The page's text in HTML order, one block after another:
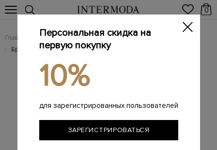
0
Главная Женщинам / Женская одежда / Женские брюки
/ Брюки из костюмной шерсти с поясом на кулиске
Персональная скидка на
первую покупку
10%
для зарегистрированных пользователей
ЗАРЕГИСТРИРОВАТЬСЯ